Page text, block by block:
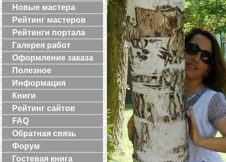
Новые мастера
Рейтинг мастеров
Рейтинги портала
Галерея работ
Оформление заказа
Полезное
Информация
Книги
Рейтинг сайтов
FAQ
Обратная связь
Форум
Гостевая книга